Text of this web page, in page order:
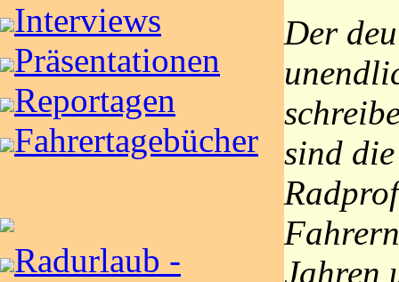
Interviews
Präsentationen
Reportagen
Fahrertagebücher
Radurlaub -
Der
sind
Jahren